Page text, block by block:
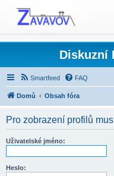
Diskuzní
Smartfeed FAQ
Domů Obsah fóra
Pro zobrazení profilů
Uživatelské jméno:
Heslo: